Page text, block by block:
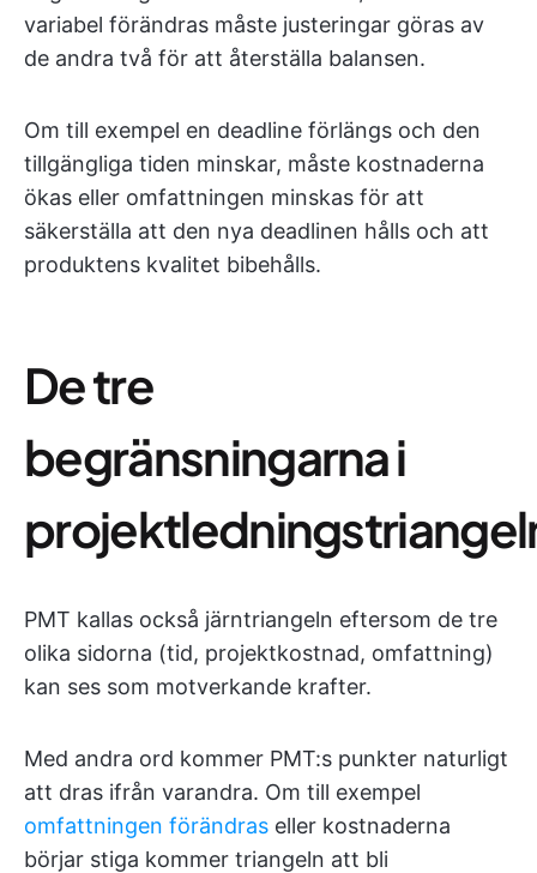
variabel förändras måste justeringar göras av
de andra två för att återställa balansen.
Om till exempel en deadline förlängs och den
tillgängliga tiden minskar, måste kostnaderna
ökas eller omfattningen minskas för att
säkerställa att den nya deadlinen hålls och att
produktens kvalitet bibehålls.
De tre
begränsningarna i
PMT kallas också järntriangeln eftersom de tre
olika sidorna (tid, projektkostnad, omfattning)
kan ses som motverkande krafter.
Med andra ord kommer PMT:s punkter naturligt
att dras ifrån varandra. Om till exempel
omfattningen förändras eller kostnaderna
börjar stiga kommer triangeln att bli